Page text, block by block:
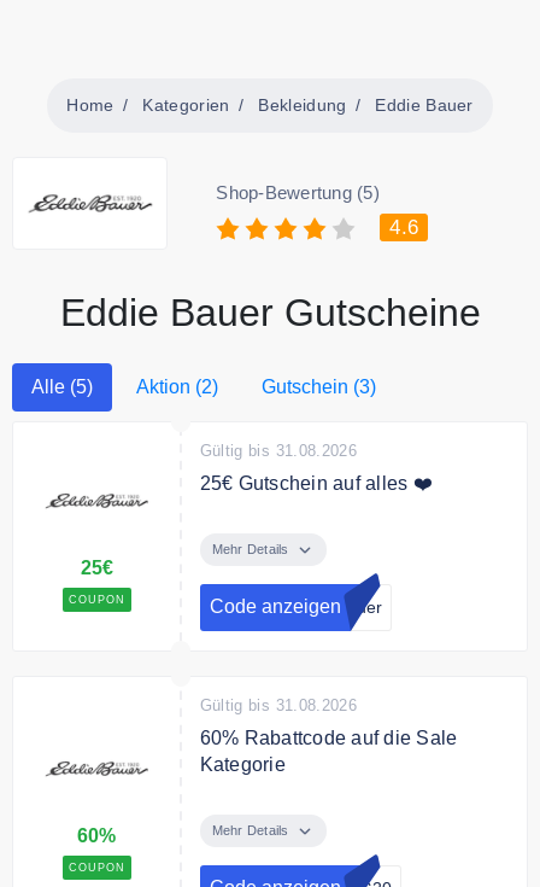
Home Kategorien Bekleidung Eddie Bauer
Shop-Bewertung (5)
4.6
Eddie Bauer Gutscheine
Alle (5) Aktion (2) Gutschein (3)
25€
COUPON
Gültig bis 31.08.2026
25€ Gutschein auf alles ❤️
EDDIE BAUER zum Newsletter
anmelden und einen 25€
Gutschein erhalten.
Mehr Details
Code anzeigen auer
60%
COUPON
Gültig bis 31.08.2026
60% Rabattcode auf die Sale
Kategorie
Rabatt auf Artikel de Sale
Mehr Details